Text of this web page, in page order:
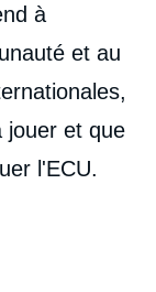
à
et au
jouer et que
l'ECU.